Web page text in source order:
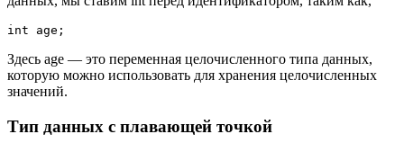
int age;
Здесь age — это переменная целочисленного типа данных,
которую можно использовать для хранения целочисленных
значений.
Тип данных с плавающей точкой